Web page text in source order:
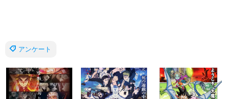
アンケート